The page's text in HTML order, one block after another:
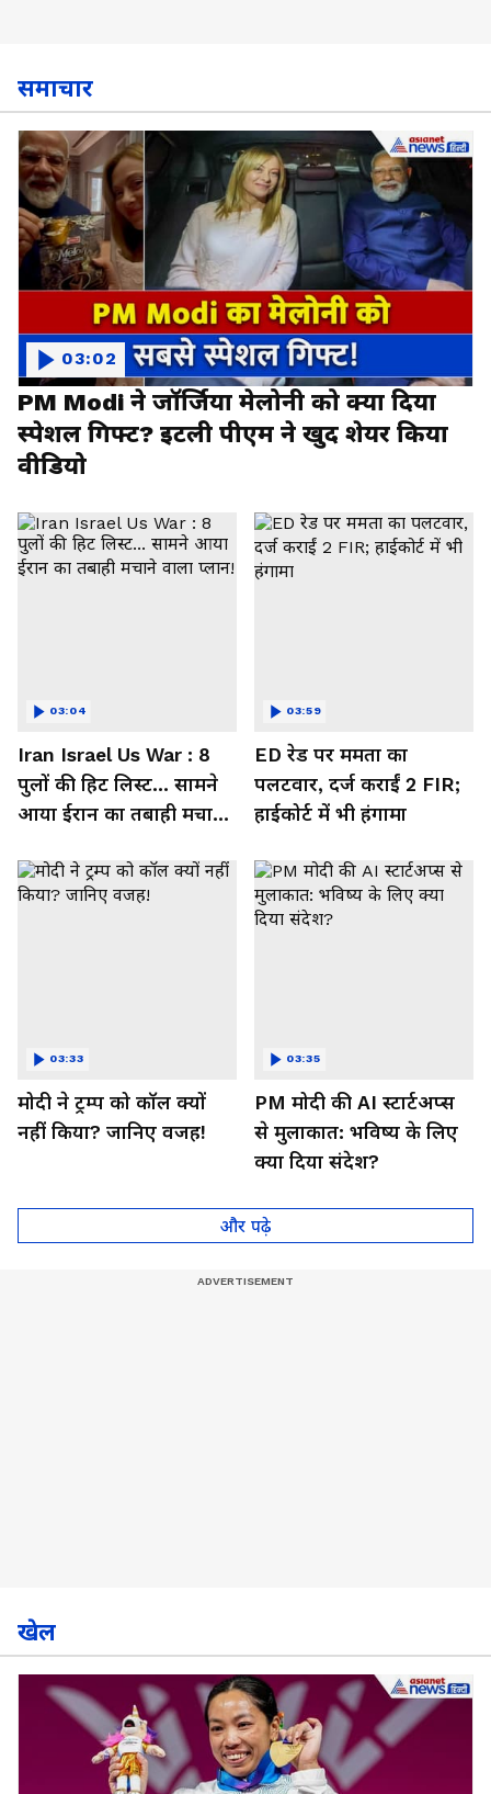
समाचार
PM Modi ने जॉर्जिया मेलोनी को क्या दिया
स्पेशल गिफ्ट? इटली पीएम ने खुद शेयर किया
वीडियो
03:02
Iran Israel Us War : 8
पुलों की हिट लिस्ट... सामने
आया ईरान का तबाही मचाने
03:04
ED रेड पर ममता का
पलटवार, दर्ज कराईं 2 FIR;
हाईकोर्ट में भी हंगामा
03:59
मोदी ने ट्रम्प को कॉल क्यों
नहीं किया? जानिए वजह!
03:33
PM मोदी की AI स्टार्टअप्स
से मुलाकात: भविष्य के लिए
क्या दिया संदेश?
03:35
और पढ़े
खेल